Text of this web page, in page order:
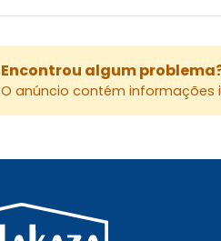
Encontrou algum
O anúncio contém informações